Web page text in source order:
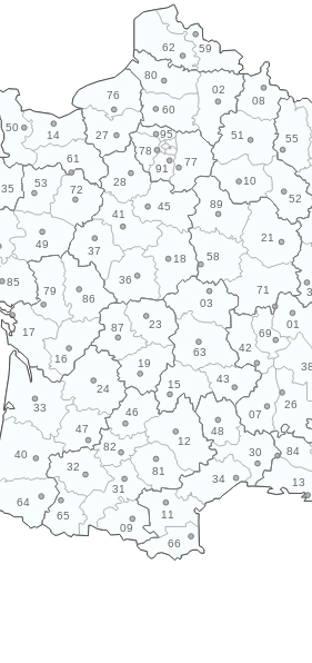
10
11
12
13
14
15
16
17
18
19
21
23
24
26
27
28
30
31
32
33
34
35
36
37
40
41
42
43
45
46
47
48
49
50
51
52
53
55
58
59
60
61
62
63
64
65
66
69
01
02
03
07
08
09
71
72
76
77
78
79
80
81
82 84
85
86
87
89
91
95